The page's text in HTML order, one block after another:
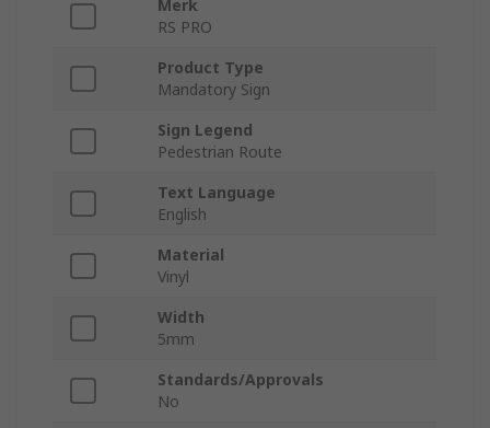
Merk
RS PRO
Product Type
Mandatory Sign
Sign Legend
Pedestrian Route
Text Language
English
Material
Vinyl
Width
5mm
Standards/Approvals
No